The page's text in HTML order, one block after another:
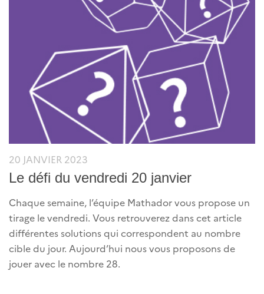
20 JANVIER 2023
Le défi du vendredi 20 janvier
Chaque semaine, l’équipe Mathador vous propose un
tirage le vendredi. Vous retrouverez dans cet article
différentes solutions qui correspondent au nombre
cible du jour. Aujourd’hui nous vous proposons de
jouer avec le nombre 28.